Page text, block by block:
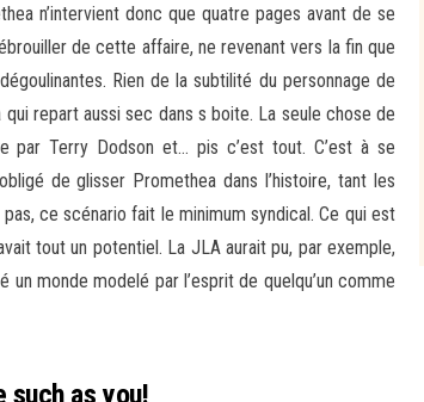
n’intervient donc que quatre pages avant de se
de cette affaire, ne revenant vers la fin que
Rien de la subtilité du personnage de
repart aussi sec dans s boite. La seule chose de
par Terry Dodson et… pis c’est tout. C’est à se
de glisser Promethea dans l’histoire, tant les
ce scénario fait le minimum syndical. Ce qui est
tout un potentiel. La JLA aurait pu, par exemple,
un monde modelé par l’esprit de quelqu’un comme
such as you!